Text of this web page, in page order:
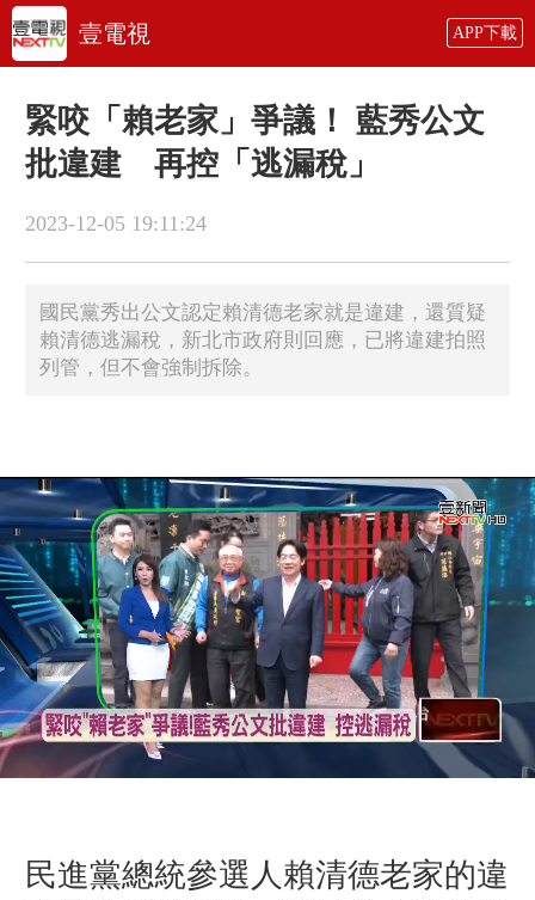
壹電視 APP下載
緊咬「賴老家」爭議！ 藍秀公文
批違建 再控「逃漏稅」
2023-12-05 19:11:24
國民黨秀出公文認定賴清德老家就是違建，還質疑
賴清德逃漏稅，新北市政府則回應，已將違建拍照
列管，但不會強制拆除。
民進黨總統參選人賴清德老家的違